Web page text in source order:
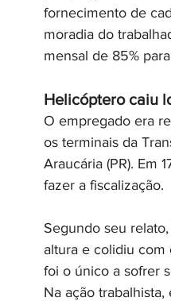
fornecimento de
moradia do
mensal de 85%
Helicóptero caiu
O empregado era
os terminais da
Araucária (PR). Em
fazer a fiscalização.
Segundo seu
altura e colidiu com
foi o único a sofrer
Na ação